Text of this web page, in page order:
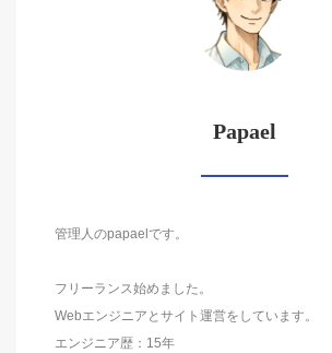
Papael
管理人のpapaelです。
フリーランス始めました。
Webエンジニアとサイト運営をしています。
エンジニア歴：15年